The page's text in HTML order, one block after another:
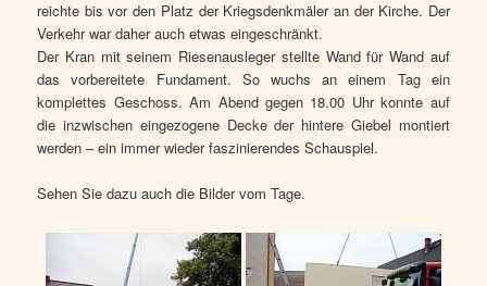
reichte bis vor den Platz der Kriegsdenkmäler an der Kirche. Der
Verkehr war daher auch etwas eingeschränkt.
Der Kran mit seinem Riesenausleger stellte Wand für Wand auf
das vorbereitete Fundament. So wuchs an einem Tag ein
komplettes Geschoss. Am Abend gegen 18.00 Uhr konnte auf
die inzwischen eingezogene Decke der hintere Giebel montiert
werden – ein immer wieder faszinierendes Schauspiel.
Sehen Sie dazu auch die Bilder vom Tage.